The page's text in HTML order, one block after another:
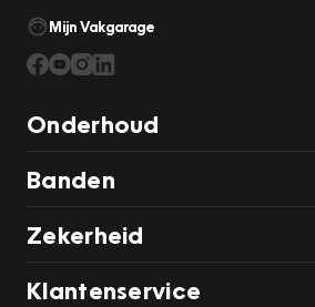
Mijn Vakgarage
Onderhoud
Banden
Zekerheid
Klantenservice